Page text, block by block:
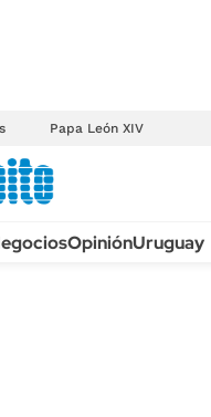
Papa León XIV
OpiniónUruguay